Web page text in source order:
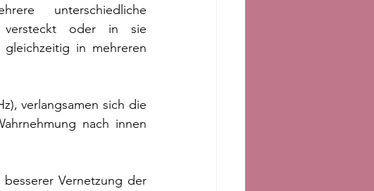
unterschiedliche
versteckt oder in sie
in mehreren
verlangsamen sich die
nach innen
Vernetzung der